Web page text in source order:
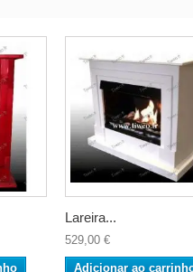
Lareira...
529,00 €
Adicionar ao